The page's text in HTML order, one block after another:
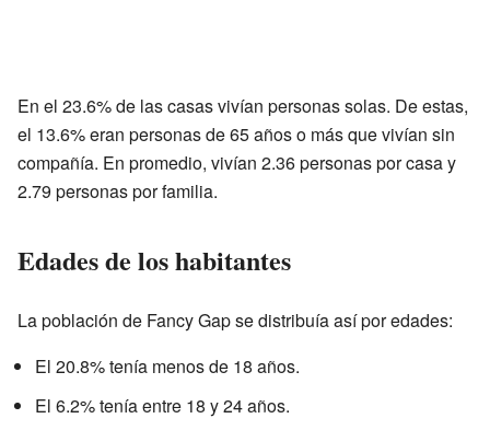
En el 23.6% de las casas vivían personas solas. De estas,
el 13.6% eran personas de 65 años o más que vivían sin
compañía. En promedio, vivían 2.36 personas por casa y
2.79 personas por familia.
Edades de los habitantes
La población de Fancy Gap se distribuía así por edades:
El 20.8% tenía menos de 18 años.
El 6.2% tenía entre 18 y 24 años.